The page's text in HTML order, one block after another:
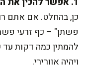
כן, בהחלט. אם אתם
פשתן" – כף זרעי
להמתין כמה דקות
ויהיה אוורירי.